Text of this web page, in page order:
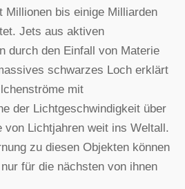
Millionen bis einige Milliarden
Jets aus aktiven
durch den Einfall von Materie
schwarzes Loch erklärt
mit
der Lichtgeschwindigkeit über
von Lichtjahren weit ins Weltall.
zu diesen Objekten können
für die nächsten von ihnen